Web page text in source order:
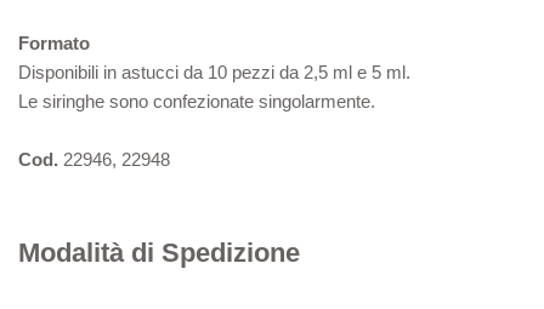
Formato
Disponibili in astucci da 10 pezzi da 2,5 ml e 5 ml.
Le siringhe sono confezionate singolarmente.
Cod. 22946, 22948
Modalità di Spedizione